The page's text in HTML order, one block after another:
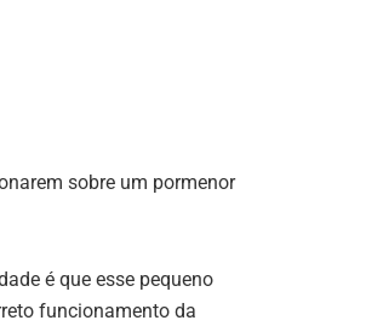
sobre um pormenor
é que esse pequeno
funcionamento da